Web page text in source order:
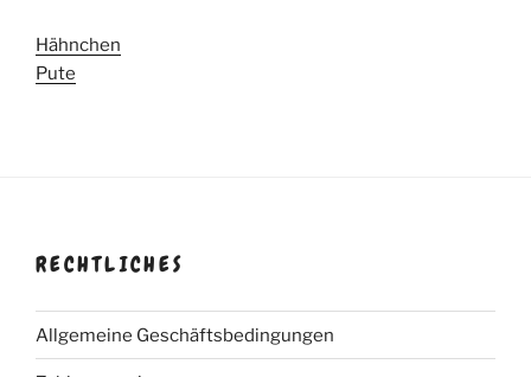
Hähnchen
Pute
RECHTLICHES
Allgemeine Geschäftsbedingungen